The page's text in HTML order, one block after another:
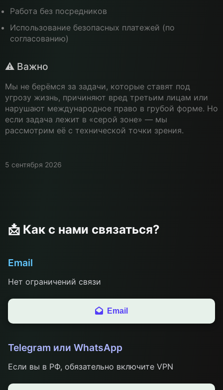
Работа без посредников
Использование безопасных платежей (по
согласованию)
⚠️ Важно
Мы не берёмся за задачи, которые ставят под
угрозу жизнь, причиняют вред третьим лицам или
нарушают международное право в грубой форме. Но
если задача лежит в «серой зоне» — мы
рассмотрим её с технической точки зрения.
5 сентября 2026
📩 Как с нами связаться?
Email
Нет ограничений связи
Email
Отрпавить
Telegram или WhatsApp
Если вы в РФ, обязательно включите VPN